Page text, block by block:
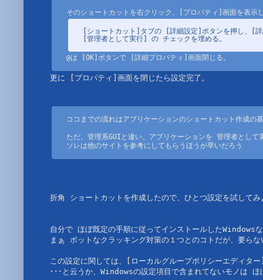
[ショートカット]タブの [詳細設定]ボタンを押し、[
[管理者として実行] の チェックを埋める。
@は [OK]ボタンで [詳細プロパティ]画面閉じる。
更に [プロパティ]画面を閉じたら設定完了。
ココまでの流れはアプリケーションのショートカット作成の
ただ、管理系GUIと違い、アプリケーションを 管理者とし
ソレは他のサイトを参考にしてもらうほうが早いだろう
折角 ショートカットを作成したので、ひとつ設定を試してみ
自分で ほぼ既定の手順に従ってインストールした
まぁ ボットなクラッキング対策の１つとのコトだが、要ら
この設定に関しては、[ローカルグループポリシーエディタ
･･･と云うか、Windowsの設定項目で含まれてないモノは ほ